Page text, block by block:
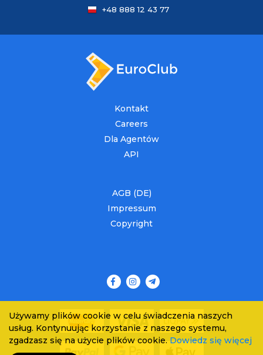
+48 888 12 43 77
Kontakt
Careers
Dla Agentów
API
AGB (DE)
Impressum
Copyright
Używamy plików cookie w celu świadczenia naszych
usług. Kontynuując korzystanie z naszego systemu,
zgadzasz się na użycie plików cookie. Dowiedz się więcej